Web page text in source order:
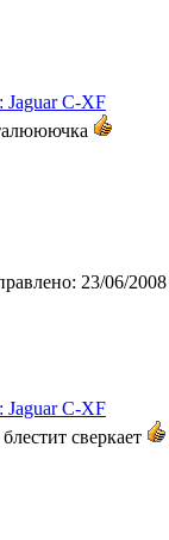
Jaguar C-XF
23/06/
Jaguar C-XF
блестит сверкает